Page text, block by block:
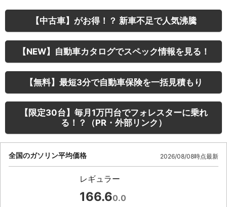
【中古車】がお得！？ 新車不足で人気沸騰
【NEW】自動車カタログでスペック情報を見る！
【無料】最短3分で自動車保険を一括見積もり
【限定30台】毎月1万円台でフォレスターに乗れ
る！？（PR・外部リンク）
全国のガソリン平均価格 2026/08/08時点最新
レギュラー
166.60.0